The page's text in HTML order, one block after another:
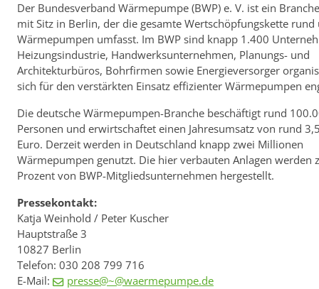
Der Bundesverband Wärmepumpe (BWP) e. V. ist ein
mit Sitz in Berlin, der die gesamte Wertschöpfungskette rund
Wärmepumpen umfasst. Im BWP sind knapp 1.400
Heizungsindustrie, Handwerksunternehmen, Planungs- und
Architekturbüros, Bohrfirmen sowie Energieversorger
sich für den verstärkten Einsatz effizienter Wärmepumpen
Die deutsche Wärmepumpen-Branche beschäftigt rund
Personen und erwirtschaftet einen Jahresumsatz von rund
Euro. Derzeit werden in Deutschland knapp zwei Millionen
Wärmepumpen genutzt. Die hier verbauten Anlagen werden
Prozent von BWP-Mitgliedsunternehmen hergestellt.
Pressekontakt:
Katja Weinhold / Peter Kuscher
Hauptstraße 3
10827 Berlin
Telefon: 030 208 799 716
E-Mail:
presse@~@waermepumpe.de